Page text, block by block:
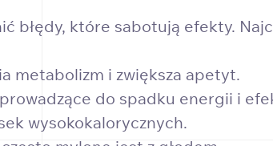
błędy, które sabotują efekty.
metabolizm i zwiększa apetyt.
do spadku energii i
wysokokalorycznych.